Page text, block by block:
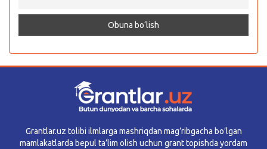
Grantlar.uz tolibi ilmlarga mashriqdan mag’ribgacha bo’lgan
mamlakatlarda bepul ta’lim olish uchun grant topishda yordam